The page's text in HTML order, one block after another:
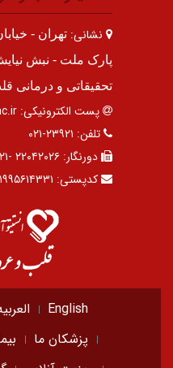
نشانی: تهران -
پارک ملت - نبش
تحقیقاتی و درمانی
پست الکترونیکی:
تلفن: ۲۳۹۲۱-۰۲۱
دورنگار: ۲۲۰۴۲۰۲۶ -۰۲۱
کدپستی: ۱۹۹۵۶۱۴۳۳۱
English
پزشکان ما